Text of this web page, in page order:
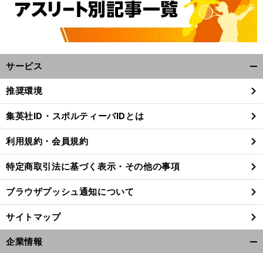
サービス
閉
る
推奨環境
集英社ID・スポルティーバIDとは
利用規約・会員規約
特定商取引法に基づく表示・その他の事項
ブラウザプッシュ通知について
サイトマップ
企業情報